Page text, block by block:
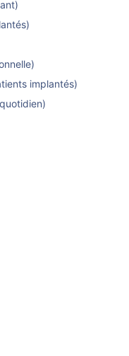
implantés)